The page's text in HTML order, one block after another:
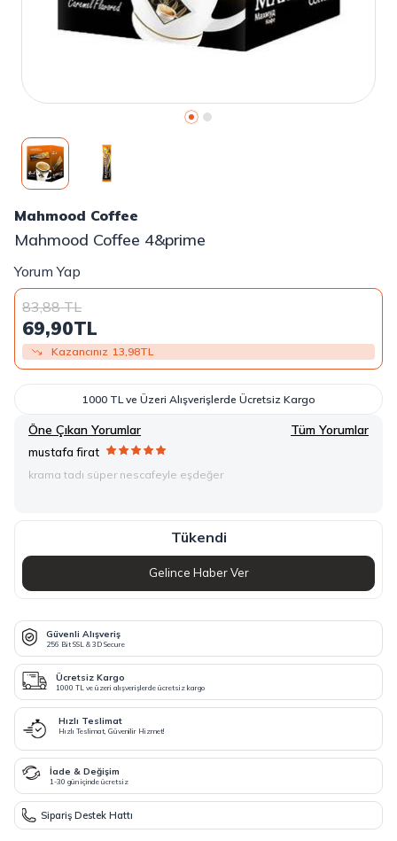
Mahmood Coffee
Mahmood Coffee 4&prime
Yorum Yap
83,88TL
69,90TL
Kazancınız 13,98TL
1000 TL ve Üzeri Alışverişlerde Ücretsiz Kargo
Öne Çıkan Yorumlar Tüm Yorumlar
mustafa firat
krama tadı süper nescafeyle eşdeğer
Tükendi
Gelince Haber Ver
Güvenli Alışveriş
256 Bit SSL & 3D Secure
Ücretsiz Kargo
1000 TL ve üzeri alışverişlerde ücretsiz kargo
Hızlı Teslimat
Hızlı Teslimat, Güvenilir Hizmet!
İade & Değişim
1-30 gün içinde ücretsiz
Sipariş Destek Hattı